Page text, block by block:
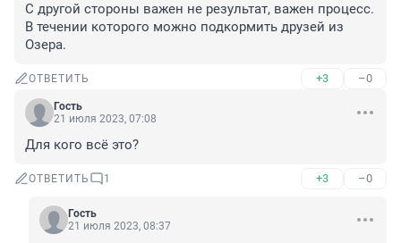
С другой стороны важен не результат, важен процесс.
В течении которого можно подкормить друзей из
Озера.
ОТВЕТИТЬ +3 –0
Гость
21 июля 2023, 07:08
Для кого всё это?
ОТВЕТИТЬ 1 +3 –0
Гость
21 июля 2023, 08:37